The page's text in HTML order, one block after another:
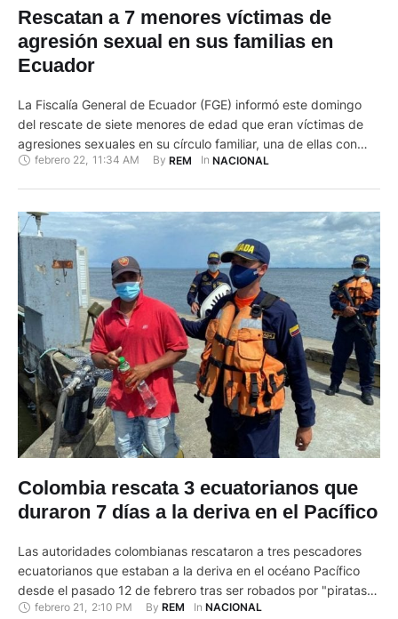
Rescatan a 7 menores víctimas de
agresión sexual en sus familias en
Ecuador
La Fiscalía General de Ecuador (FGE) informó este domingo
del rescate de siete menores de edad que eran víctimas de
agresiones sexuales en su círculo familiar, una de ellas con
discapacidad intelectual y física, en varios puntos del país.
febrero 22, 11:34 AM By REM In NACIONAL
Colombia rescata 3 ecuatorianos que
duraron 7 días a la deriva en el Pacífico
Las autoridades colombianas rescataron a tres pescadores
ecuatorianos que estaban a la deriva en el océano Pacífico
desde el pasado 12 de febrero tras ser robados por "piratas",
informó este sábado la Armada. “Estábamos pescando a 50
febrero 21 2:10 PM By REM In NACIONAL